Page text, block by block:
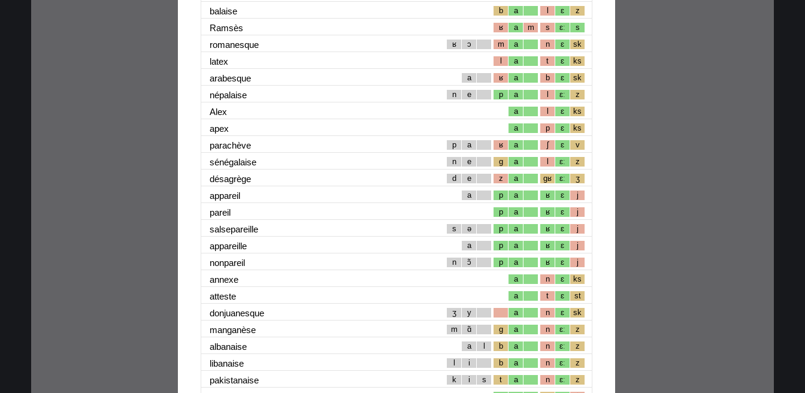
balaise b a l ɛ z
Ramsès ʁ a m s ɛː s
romanesque ʁ ɔ m a n ɛ sk
latex l a t ɛ ks
arabesque a ʁ a b ɛ sk
népalaise n e p a l ɛː z
Alex a l ɛ ks
apex a p ɛ ks
parachève p a ʁ a ʃ ɛ v
sénégalaise n e g a l ɛː z
désagrège d e z a gʁ ɛː ʒ
appareil a p a ʁ ɛ j
pareil p a ʁ ɛ j
salsepareille s ə p a ʁ ɛ j
appareille a p a ʁ ɛ j
nonpareil n ɔ̃ p a ʁ ɛ j
annexe a n ɛ ks
atteste a t ɛ st
donjuanesque ʒ y a n ɛ sk
manganèse m ɑ̃ g a n ɛː z
albanaise a l b a n ɛː z
libanaise l i b a n ɛː z
pakistanaise k i s t a n ɛː z